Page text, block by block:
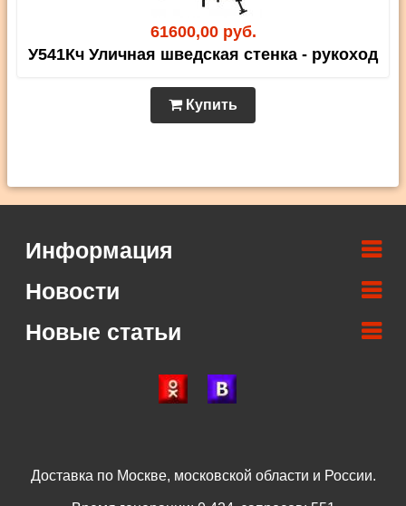
61600,00 руб.
У541Кч Уличная шведская стенка - рукоход
Купить
Информация
Новости
Новые статьи
Доставка по Москве, московской области и России.